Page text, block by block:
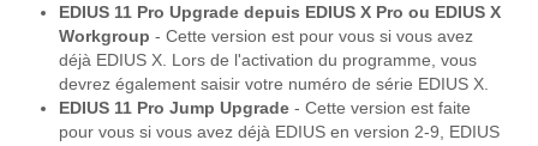
EDIUS 11 Pro Upgrade depuis EDIUS X Pro ou EDIUS X
Workgroup - Cette version est pour vous si vous avez
déjà EDIUS X. Lors de l'activation du programme, vous
devrez également saisir votre numéro de série EDIUS X.
EDIUS 11 Pro Jump Upgrade- Cette version est faite
pour vous si vous avez déjà EDIUS en version 2-9, EDIUS